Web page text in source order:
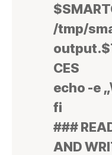
/tmp/
CES
echo -e
fi
###
AND